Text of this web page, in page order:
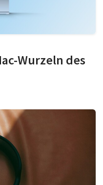
Wurzeln des